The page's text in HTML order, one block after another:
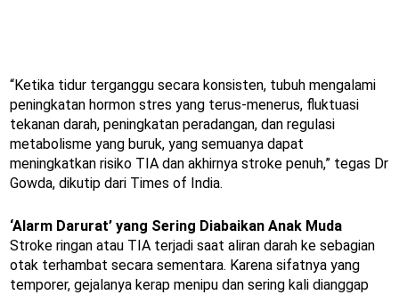
“Ketika tidur terganggu secara konsisten, tubuh mengalami
peningkatan hormon stres yang terus-menerus, fluktuasi
tekanan darah, peningkatan peradangan, dan regulasi
metabolisme yang buruk, yang semuanya dapat
meningkatkan risiko TIA dan akhirnya stroke penuh,” tegas Dr
Gowda, dikutip dari Times of India.
‘Alarm Darurat’ yang Sering Diabaikan Anak Muda
Stroke ringan atau TIA terjadi saat aliran darah ke sebagian
otak terhambat secara sementara. Karena sifatnya yang
temporer, gejalanya kerap menipu dan sering kali dianggap